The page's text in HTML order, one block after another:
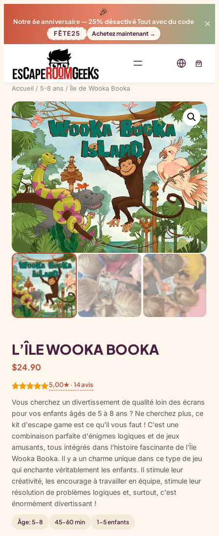
🎉
Notre 6e anniversaire —25% désactivéTout avec du code
FÊTE25
Achetez maintenant →
✕
Accueil / 5-8 ans / Île de Wooka Booka
L’ÎLE WOOKA BOOKA
$24.90
basé sur
5,00★ · 14 avis
Vous cherchez un divertissement de qualité loin des écrans
pour vos enfants âgés de 5 à 8 ans ? Ne cherchez plus, ce
kit d'escape game est ce qu'il vous faut ! C'est une
combinaison parfaite d'énigmes logiques et de jeux
amusants, tous intégrés dans l'histoire fascinante de l'Île
Wooka Booka. Il y a un charme unique dans ce type de jeu
qui enchante véritablement les enfants. Il stimule leur
créativité, les encourage à travailler en équipe, stimule leur
résolution de problèmes logiques et, surtout, c'est
énormément divertissant !
Âge: 5-8 45-60 min 1-5 enfants